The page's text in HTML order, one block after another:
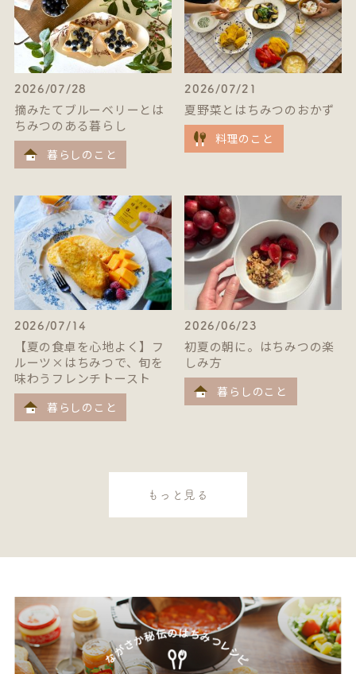
2026/07/28
摘みたてブルーベリーとは
ちみつのある暮らし
暮らしのこと
2026/07/21
夏野菜とはちみつのおかず
料理のこと
2026/07/14
【夏の食卓を心地よく】フ
ルーツ×はちみつで、旬を
味わうフレンチトースト
暮らしのこと
2026/06/23
初夏の朝に。はちみつの楽
しみ方
暮らしのこと
もっと見る